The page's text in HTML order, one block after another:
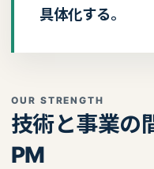
具体化する。
OUR STRENGTH
技術と事業の
PM